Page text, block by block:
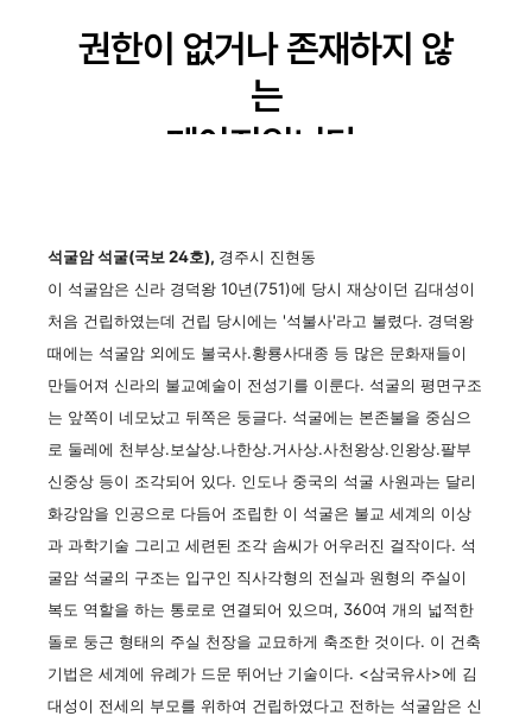
석굴암 석굴(국보 24호), 경주시 진현동
이 석굴암은 신라 경덕왕 10년(751)에 당시 재상이던 김대성이
처음 건립하였는데 건립 당시에는 '석불사'라고 불렸다. 경덕왕
때에는 석굴암 외에도 불국사.황룡사대종 등 많은 문화재들이
만들어져 신라의 불교예술이 전성기를 이룬다. 석굴의 평면구조
는 앞쪽이 네모났고 뒤쪽은 둥글다. 석굴에는 본존불을 중심으
로 둘레에 천부상.보살상.나한상.거사상.사천왕상.인왕상.팔부
신중상 등이 조각되어 있다. 인도나 중국의 석굴 사원과는 달리
화강암을 인공으로 다듬어 조립한 이 석굴은 불교 세계의 이상
과 과학기술 그리고 세련된 조각 솜씨가 어우러진 걸작이다. 석
굴암 석굴의 구조는 입구인 직사각형의 전실과 원형의 주실이
복도 역할을 하는 통로로 연결되어 있으며, 360여 개의 넓적한
돌로 둥근 형태의 주실 천장을 교묘하게 축조한 것이다. 이 건축
기법은 세계에 유례가 드문 뛰어난 기술이다. <삼국유사>에 김
대성이 전세의 부모를 위하여 건립하였다고 전하는 석굴암은 신